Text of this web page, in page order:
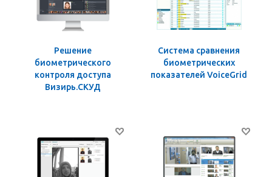
Решение
биометрического
контроля доступа
Визирь.СКУД
Система сравнения
биометрических
показателей VoiceGrid